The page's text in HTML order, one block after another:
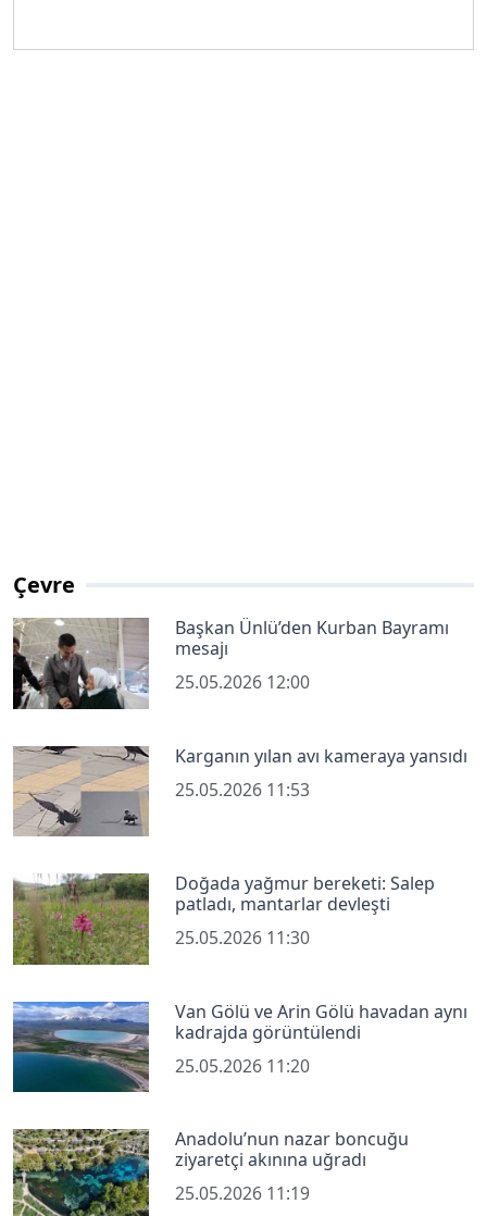
Çevre
Başkan Ünlü’den Kurban Bayramı
mesajı
25.05.2026 12:00
Karganın yılan avı kameraya yansıdı
25.05.2026 11:53
Doğada yağmur bereketi: Salep
patladı, mantarlar devleşti
25.05.2026 11:30
Van Gölü ve Arin Gölü havadan aynı
kadrajda görüntülendi
25.05.2026 11:20
Anadolu’nun nazar boncuğu
ziyaretçi akınına uğradı
25.05.2026 11:19